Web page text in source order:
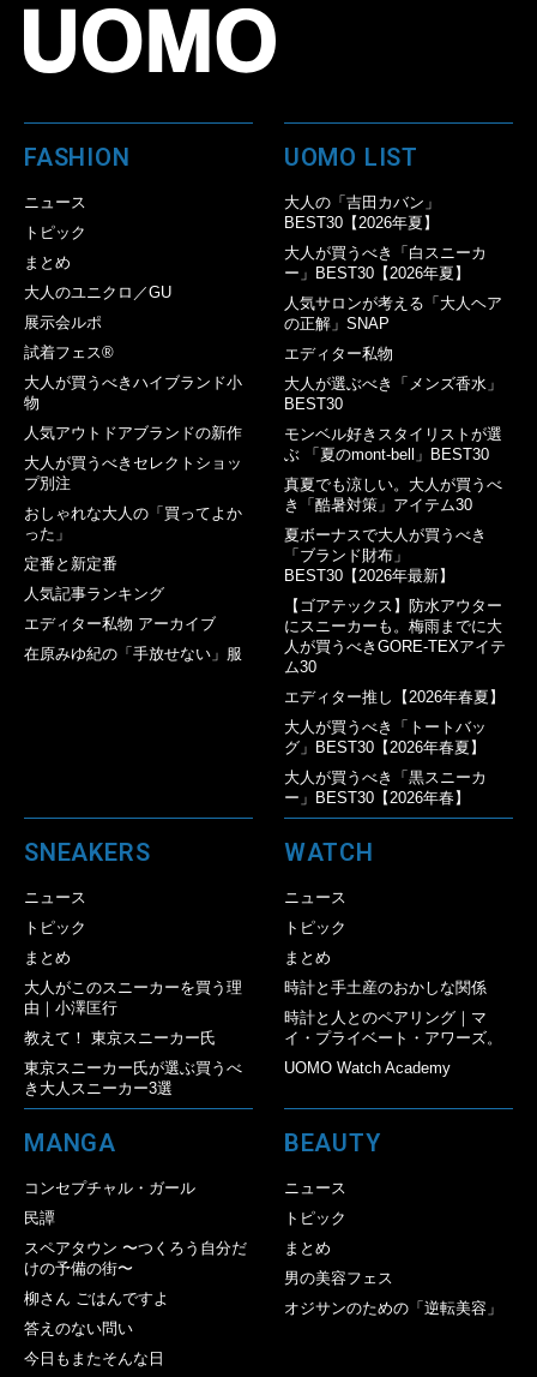
FASHION
ニュース
トピック
まとめ
大人のユニクロ／GU
展示会ルポ
試着フェス®︎
大人が買うべきハイブランド小
物
人気アウトドアブランドの新作
大人が買うべきセレクトショッ
プ別注
おしゃれな大人の「買ってよか
った」
定番と新定番
人気記事ランキング
エディター私物 アーカイブ
在原みゆ紀の「手放せない」服
UOMO LIST
大人の「吉田カバン」
BEST30【2026年夏】
大人が買うべき「白スニーカ
ー」BEST30【2026年夏】
人気サロンが考える「大人ヘア
の正解」SNAP
エディター私物
大人が選ぶべき「メンズ香水」
BEST30
モンベル好きスタイリストが選
ぶ 「夏のmont-bell」BEST30
真夏でも涼しい。大人が買うべ
き「酷暑対策」アイテム30
夏ボーナスで大人が買うべき
「ブランド財布」
BEST30【2026年最新】
【ゴアテックス】防水アウター
にスニーカーも。梅雨までに大
人が買うべきGORE-TEXアイテ
ム30
エディター推し【2026年春夏】
大人が買うべき「トートバッ
グ」BEST30【2026年春夏】
大人が買うべき「黒スニーカ
ー」BEST30【2026年春】
SNEAKERS
ニュース
トピック
まとめ
大人がこのスニーカーを買う理
由｜小澤匡行
教えて！ 東京スニーカー氏
東京スニーカー氏が選ぶ買うべ
き大人スニーカー3選
WATCH
ニュース
トピック
まとめ
時計と手土産のおかしな関係
時計と人とのペアリング｜マ
イ・プライベート・アワーズ。
UOMO Watch Academy
MANGA
コンセプチャル・ガール
民譚
スペアタウン 〜つくろう自分だ
けの予備の街〜
柳さん ごはんですよ
答えのない問い
今日もまたそんな日
BEAUTY
ニュース
トピック
まとめ
男の美容フェス
オジサンのための「逆転美容」